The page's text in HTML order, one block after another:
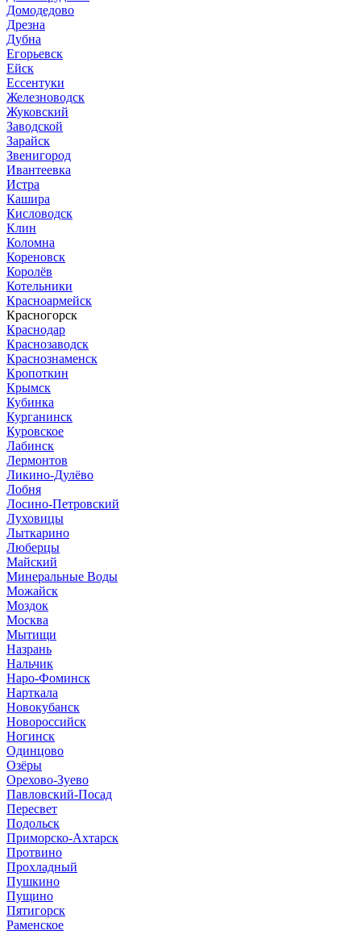
Домодедово
Дрезна
Дубна
Егорьевск
Ейск
Ессентуки
Железноводск
Жуковский
Заводской
Зарайск
Звенигород
Ивантеевка
Истра
Кашира
Кисловодск
Клин
Коломна
Кореновск
Королёв
Котельники
Красноармейск
Красногорск
Краснодар
Краснозаводск
Краснознаменск
Кропоткин
Крымск
Кубинка
Курганинск
Куровское
Лабинск
Лермонтов
Ликино-Дулёво
Лобня
Лосино-Петровский
Луховицы
Лыткарино
Люберцы
Майский
Минеральные Воды
Можайск
Моздок
Москва
Мытищи
Назрань
Нальчик
Наро-Фоминск
Нарткала
Новокубанск
Новороссийск
Ногинск
Одинцово
Озёры
Орехово-Зуево
Павловский-Посад
Пересвет
Подольск
Приморско-Ахтарск
Протвино
Прохладный
Пушкино
Пущино
Пятигорск
Раменское